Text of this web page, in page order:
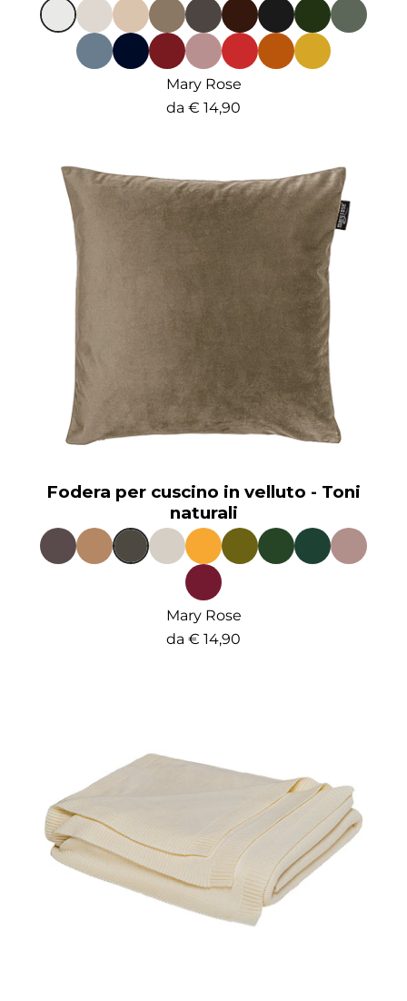
Mary Rose
da € 14,90
Fodera per cuscino in velluto - Toni
naturali
Mary Rose
da € 14,90